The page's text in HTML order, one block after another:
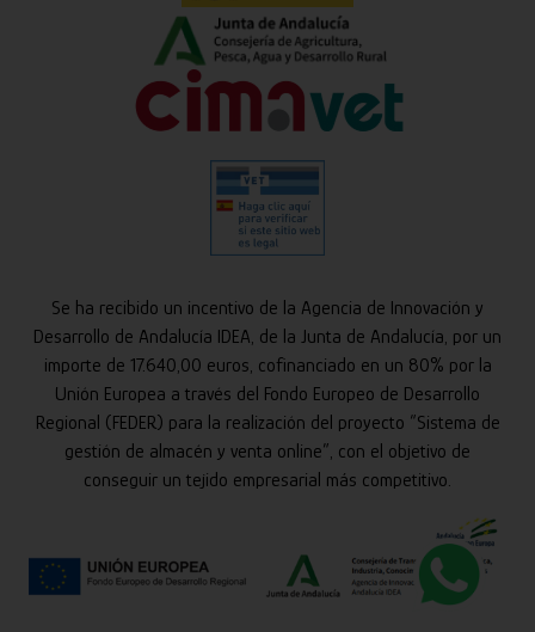
Se ha recibido un incentivo de la Agencia de Innovación y
Desarrollo de Andalucía IDEA, de la Junta de Andalucía, por un
importe de 17.640,00 euros, cofinanciado en un 80% por la
Unión Europea a través del Fondo Europeo de Desarrollo
Regional (FEDER) para la realización del proyecto “Sistema de
gestión de almacén y venta online”, con el objetivo de
conseguir un tejido empresarial más competitivo.